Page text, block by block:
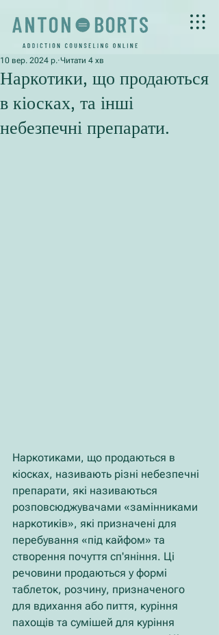
Наркотики, що продаються
в кіосках, та інші
небезпечні препарати.
10 вер. 2024 р. Читати 4 хв
Наркотиками, що продаються в
кіосках, називають різні небезпечні
препарати, які називаються
розповсюджувачами «замінниками
наркотиків», які призначені для
перебування «під кайфом» та
створення почуття сп'яніння. Ці
речовини продаються у формі
таблеток, розчину, призначеного
для вдихання або пиття, куріння
пахощів та сумішей для куріння